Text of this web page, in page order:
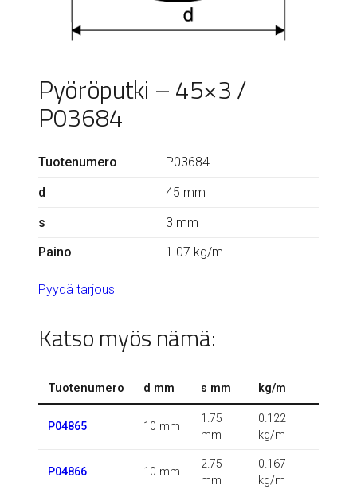
Pyöröputki – 45×3 /
P03684
Tuotenumero
P03684
d
45 mm
s
3 mm
Paino
1.07 kg/m
Pyydä tarjous
Katso myös nämä:
Tuotenumero d mm s mm kg/m
P04865 10 mm
1.75
mm
0.122
kg/m
P04866 10 mm
2.75
mm
0.167
kg/m